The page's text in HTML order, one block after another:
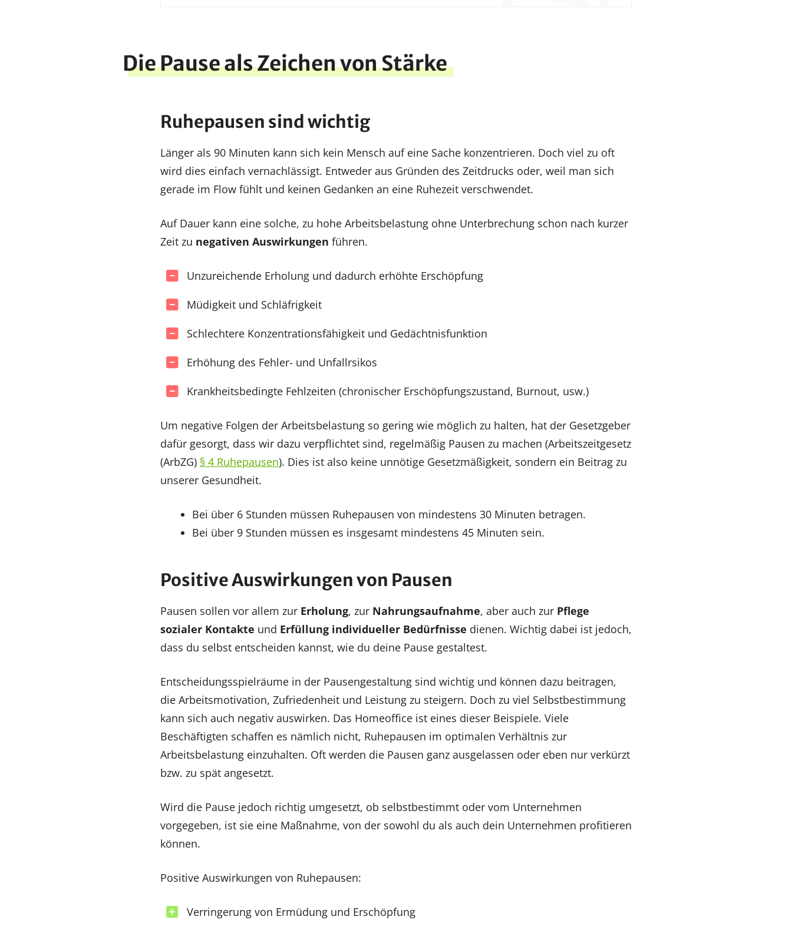
Die Pause als Zeichen von Stärke
Ruhepausen sind wichtig
Länger als 90 Minuten kann sich kein Mensch auf eine Sache konzentrieren. Doch viel zu oft
wird dies einfach vernachlässigt. Entweder aus Gründen des Zeitdrucks oder, weil man sich
gerade im Flow fühlt und keinen Gedanken an eine Ruhezeit verschwendet.
Auf Dauer kann eine solche, zu hohe Arbeitsbelastung ohne Unterbrechung schon nach kurzer
Zeit zu negativen Auswirkungen führen.
Unzureichende Erholung und dadurch erhöhte Erschöpfung
Müdigkeit und Schläfrigkeit
Schlechtere Konzentrationsfähigkeit und Gedächtnisfunktion
Erhöhung des Fehler- und Unfallrsikos
Krankheitsbedingte Fehlzeiten (chronischer Erschöpfungszustand, Burnout, usw.)
Um negative Folgen der Arbeitsbelastung so gering wie möglich zu halten, hat der Gesetzgeber
dafür gesorgt, dass wir dazu verpflichtet sind, regelmäßig Pausen zu machen (Arbeitszeitgesetz
(ArbZG) § 4 Ruhepausen). Dies ist also keine unnötige Gesetzmäßigkeit, sondern ein Beitrag zu
unserer Gesundheit.
Bei über 6 Stunden müssen Ruhepausen von mindestens 30 Minuten betragen.
Bei über 9 Stunden müssen es insgesamt mindestens 45 Minuten sein.
Positive Auswirkungen von Pausen
Pausen sollen vor allem zur Erholung, zur Nahrungsaufnahme, aber auch zur Pflege
sozialer Kontakte und Erfüllung individueller Bedürfnisse dienen. Wichtig dabei ist jedoch,
dass du selbst entscheiden kannst, wie du deine Pause gestaltest.
Entscheidungsspielräume in der Pausengestaltung sind wichtig und können dazu beitragen,
die Arbeitsmotivation, Zufriedenheit und Leistung zu steigern. Doch zu viel Selbstbestimmung
kann sich auch negativ auswirken. Das Homeoffice ist eines dieser Beispiele. Viele
Beschäftigten schaffen es nämlich nicht, Ruhepausen im optimalen Verhältnis zur
Arbeitsbelastung einzuhalten. Oft werden die Pausen ganz ausgelassen oder eben nur verkürzt
bzw. zu spät angesetzt.
Wird die Pause jedoch richtig umgesetzt, ob selbstbestimmt oder vom Unternehmen
vorgegeben, ist sie eine Maßnahme, von der sowohl du als auch dein Unternehmen profitieren
können.
Positive Auswirkungen von Ruhepausen:
Verringerung von Ermüdung und Erschöpfung